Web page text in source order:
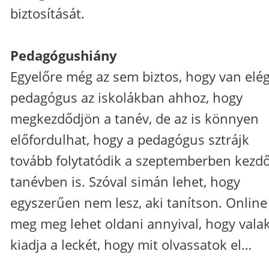
biztosítását.
Pedagógushiány
Egyelőre még az sem biztos, hogy van
pedagógus az iskolákban ahhoz, hogy
megkezdődjön a tanév, de az is könnyen
előfordulhat, hogy a pedagógus sztrájk
tovább folytatódik a szeptemberben
tanévben is. Szóval simán lehet, hogy
egyszerűen nem lesz, aki tanítson. Online
meg meg lehet oldani annyival, hogy
kiadja a leckét, hogy mit olvassatok el…